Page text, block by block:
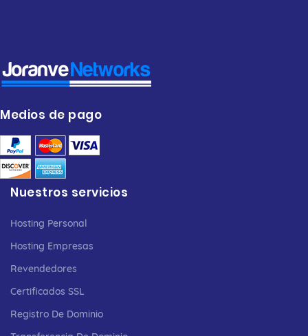
Medios de pago
Nuestros servicios
Hosting Personal
Hosting Empresas
Revendedores
Certificados SSL
Registro De Dominio